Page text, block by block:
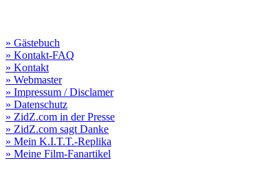
» Gästebuch
» Kontakt-FAQ
» Kontakt
» Webmaster
» Impressum / Disclamer
» Datenschutz
» ZidZ.com in der Presse
» ZidZ.com sagt Danke
» Mein K.I.T.T.-Replika
» Meine Film-Fanartikel